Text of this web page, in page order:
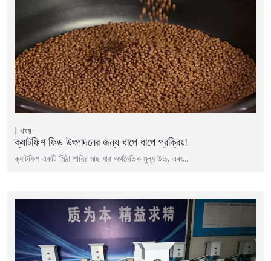
খবর
ক্যাটফিশ ফিড উৎপাদনের জন্য ধাপে ধাপে প্রক্রিয়া
ক্যাটফিশ একটি মিঠা পানির মাছ যার অর্থনৈতিক মূল্য উচ্চ, এবং…